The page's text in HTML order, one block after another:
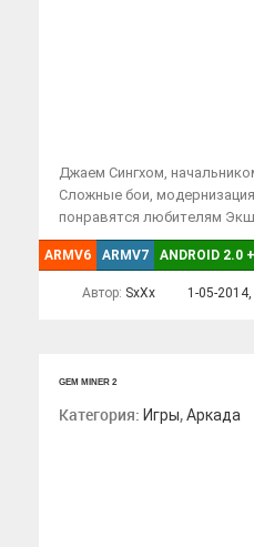
Джаем Сингхом,
Сложные бои,
понравятся любителям
ARMV6 ARMV7 ANDROID 2.0 +
Автор: SxXx 1-05-
GEM MINER 2
Категория: Игры,Аркада